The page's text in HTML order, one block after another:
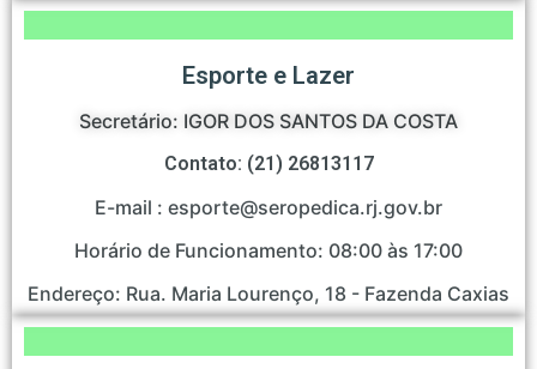
Esporte e Lazer
Secretário: IGOR DOS SANTOS DA COSTA
Contato: (21) 26813117
E-mail : esporte@seropedica.rj.gov.br
Horário de Funcionamento: 08:00 às 17:00
Endereço: Rua. Maria Lourenço, 18 - Fazenda Caxias